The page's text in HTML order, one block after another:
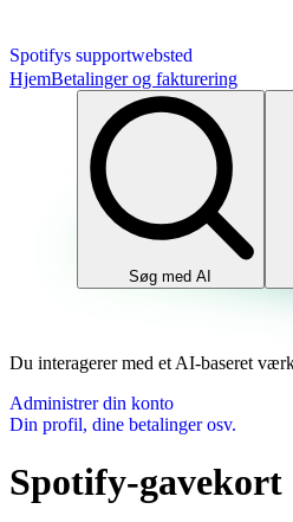
Spotifys supportwebsted
HjemBetalinger og fakturering
Søg med AI
Du interagerer med et AI-baseret
Administrer din konto
Din profil, dine betalinger osv.
Spotify-gavekort